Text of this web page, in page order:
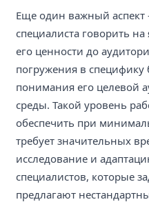
Еще один важный аспект
специалиста говорить
его ценности до
погружения в специфику
понимания его целевой
среды. Такой уровень
обеспечить при
требует значительных
исследование и
специалистов, которые
предлагают